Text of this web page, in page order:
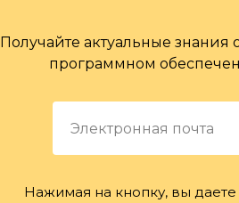
Получайте актуальные
программном
Нажимая на кнопку, вы